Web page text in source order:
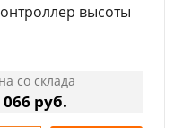
высоты
со склада
066 руб.